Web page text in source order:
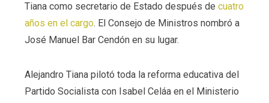
Tiana como secretario de Estado después de cuatro
años en el cargo. El Consejo de Ministros nombró a
José Manuel Bar Cendón en su lugar.
Alejandro Tiana pilotó toda la reforma educativa del
Partido Socialista con Isabel Celáa en el Ministerio